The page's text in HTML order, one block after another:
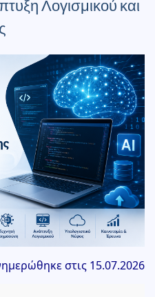
Λογισμικού και
στις 15.07.2026